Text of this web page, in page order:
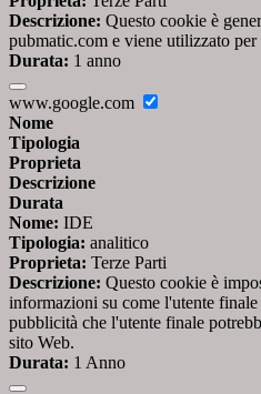
Descrizione: Questo cookie è
pubmatic.com e viene utilizzato
Durata: 1 anno
www.google.com
Nome
Tipologia
Proprieta
Descrizione
Durata
Nome: IDE
Tipologia: analitico
Proprieta: Terze Parti
Descrizione: Questo cookie è
informazioni su come l'utente
pubblicità che l'utente finale
sito Web.
Durata: 1 Anno